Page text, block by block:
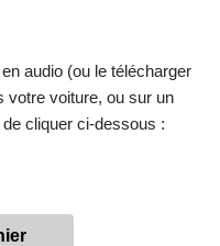
audio (ou le télécharger
votre voiture, ou sur un
cliquer ci-dessous :